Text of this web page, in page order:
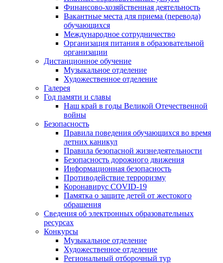
Финансово-хозяйственная деятельность
Вакантные места для приема (перевода)
обучающихся
Международное сотрудничество
Организация питания в образовательной
организации
Дистанционное обучение
Музыкальное отделение
Художественное отделение
Галерея
Год памяти и славы
Наш край в годы Великой Отечественной
войны
Безопасность
Правила поведения обучающихся во время
летних каникул
Правила безопасной жизнедеятельности
Безопасность дорожного движения
Информационная безопасность
Противодействие терроризму
Коронавирус COVID-19
Памятка о защите детей от жестокого
обращения
Сведения об электронных образовательных
ресурсах
Конкурсы
Музыкальное отделение
Художественное отделение
Региональный отборочный тур